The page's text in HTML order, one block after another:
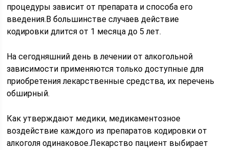
процедуры зависит от препарата и способа его
введения.В большинстве случаев действие
кодировки длится от 1 месяца до 5 лет.
На сегодняшний день в лечении от алкогольной
зависимости применяются только доступные для
приобретения лекарственные средства, их перечень
обширный.
Как утверждают медики, медикаментозное
воздействие каждого из препаратов кодировки от
алкоголя одинаковое.Лекарство пациент выбирает